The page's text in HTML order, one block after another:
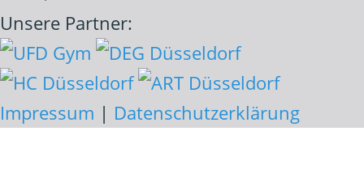
Unsere Partner:
Impressum | Datenschutzerklärung